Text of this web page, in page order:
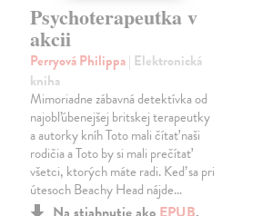
Psychoterapeutka v
akcii
Perryová Philippa| Elektronická
kniha
Mimoriadne zábavná detektívka od
najobľúbenejšej britskej terapeutky
a autorky kníh Toto mali čítať naši
rodičia a Toto by si mali prečítať
všetci, ktorých máte radi. Keď sa pri
útesoch Beachy Head nájde…